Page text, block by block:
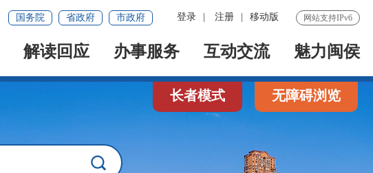
网站支持IPv6
登录 注册 移动版
国务院 省政府 市政府
解读回应 办事服务 互动交流 魅力闽侯
长者模式 无障碍浏览